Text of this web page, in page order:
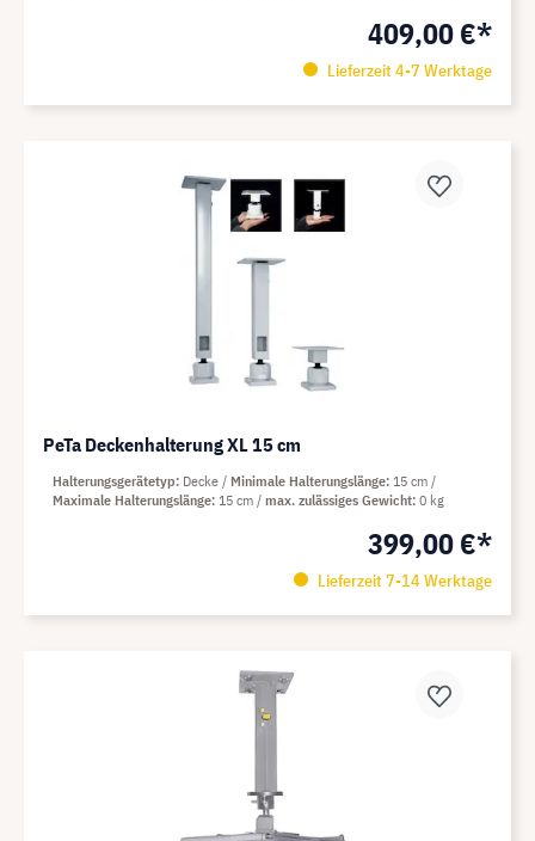
409,00 €*
Lieferzeit 4-7 Werktage
PeTa Deckenhalterung XL 15 cm
399,00 €*
Lieferzeit 7-14 Werktage
Halterungsgerätetyp Decke Minimale Halterungslänge 15 cm
Maximale Halterungslänge 15 cm max. zulässiges Gewicht 0 kg